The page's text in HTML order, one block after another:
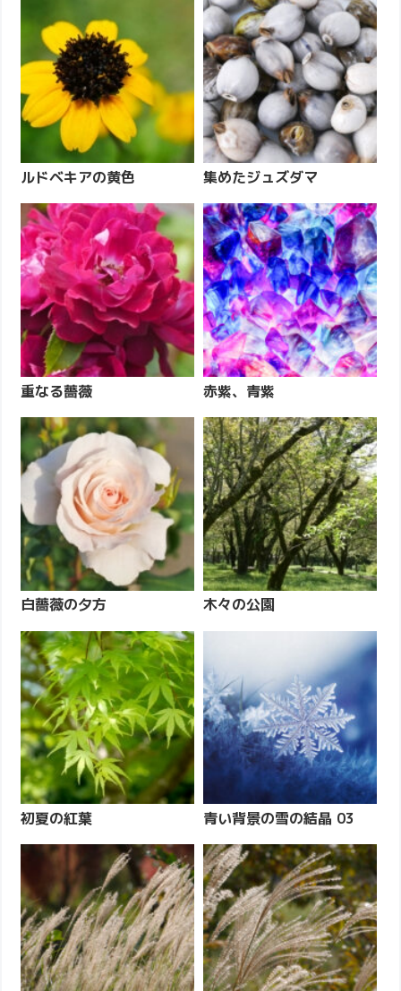
ルドベキアの黄色 集めたジュズダマ
重なる薔薇 赤紫、青紫
白薔薇の夕方 木々の公園
初夏の紅葉 青い背景の雪の結晶 03